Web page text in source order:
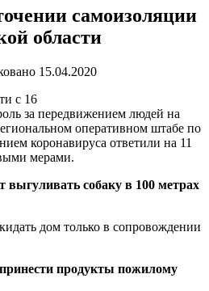
самоизоляции
области
15.04.2020
с 16
за передвижением людей на
оперативном штабе по
коронавируса ответили на 11
мерами.
выгуливать собаку в 100 метрах
дом только в сопровождении
продукты пожилому